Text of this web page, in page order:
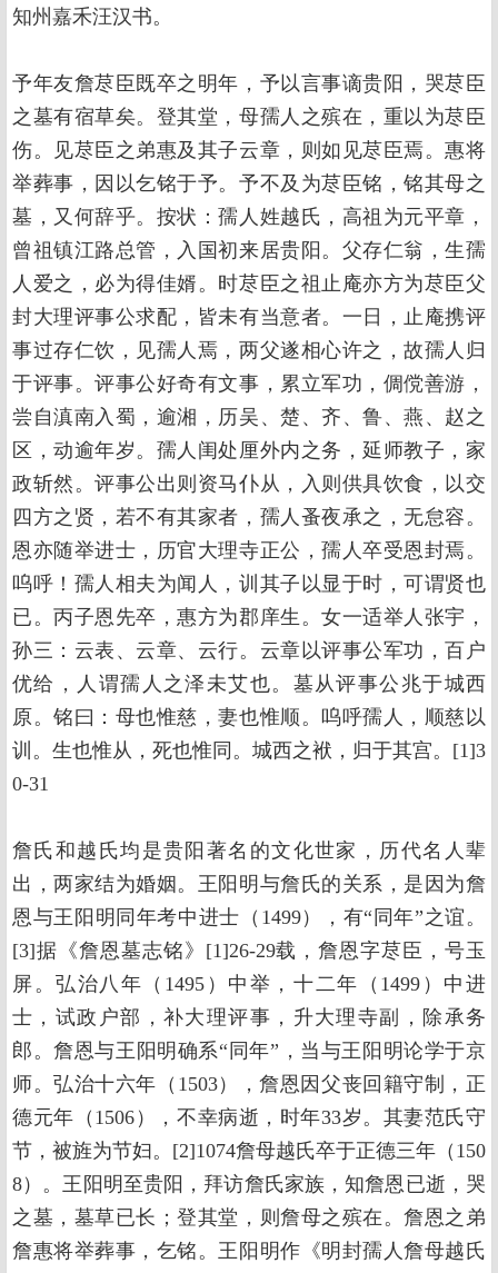
知州嘉禾汪汉书。
予年友詹荩臣既卒之明年，予以言事谪贵阳，哭荩臣
之墓有宿草矣。登其堂，母孺人之殡在，重以为荩臣
伤。见荩臣之弟惠及其子云章，则如见荩臣焉。惠将
举葬事，因以乞铭于予。予不及为荩臣铭，铭其母之
墓，又何辞乎。按状：孺人姓越氏，高祖为元平章，
曾祖镇江路总管，入国初来居贵阳。父存仁翁，生孺
人爱之，必为得佳婿。时荩臣之祖止庵亦方为荩臣父
封大理评事公求配，皆未有当意者。一日，止庵携评
事过存仁饮，见孺人焉，两父遂相心许之，故孺人归
于评事。评事公好奇有文事，累立军功，倜傥善游，
尝自滇南入蜀，逾湘，历吴、楚、齐、鲁、燕、赵之
区，动逾年岁。孺人闺处厘外内之务，延师教子，家
政斩然。评事公出则资马仆从，入则供具饮食，以交
四方之贤，若不有其家者，孺人蚤夜承之，无怠容。
恩亦随举进士，历官大理寺正公，孺人卒受恩封焉。
呜呼！孺人相夫为闻人，训其子以显于时，可谓贤也
已。丙子恩先卒，惠方为郡庠生。女一适举人张宇，
孙三：云表、云章、云行。云章以评事公军功，百户
优给，人谓孺人之泽未艾也。墓从评事公兆于城西
原。铭曰：母也惟慈，妻也惟顺。呜呼孺人，顺慈以
训。生也惟从，死也惟同。城西之袱，归于其宫。[1]3
0-31
詹氏和越氏均是贵阳著名的文化世家，历代名人辈
出，两家结为婚姻。王阳明与詹氏的关系，是因为詹
恩与王阳明同年考中进士（1499），有“同年”之谊。
[3]据《詹恩墓志铭》[1]26-29载，詹恩字荩臣，号玉
屏。弘治八年（1495）中举，十二年（1499）中进
士，试政户部，补大理评事，升大理寺副，除承务
郎。詹恩与王阳明确系“同年”，当与王阳明论学于京
师。弘治十六年（1503），詹恩因父丧回籍守制，正
德元年（1506），不幸病逝，时年33岁。其妻范氏守
节，被旌为节妇。[2]1074詹母越氏卒于正德三年（150
8）。王阳明至贵阳，拜访詹氏家族，知詹恩已逝，哭
之墓，墓草已长；登其堂，则詹母之殡在。詹恩之弟
詹惠将举葬事，乞铭。王阳明作《明封孺人詹母越氏